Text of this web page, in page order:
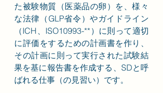
た被験物質（医薬品の卵）を、様々
な法律（GLP省令）やガイドライン
（ICH、ISO10993-**）に則って適切
に評価をするための計画書を作り、
その計画に則って実行された試験結
果を基に報告書を作成する、SDと呼
ばれる仕事（の見習い）です。